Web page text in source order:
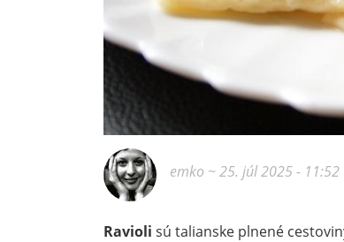
emko ~ 25. júl 2025 - 11:52
Ravioli sú talianske plnené